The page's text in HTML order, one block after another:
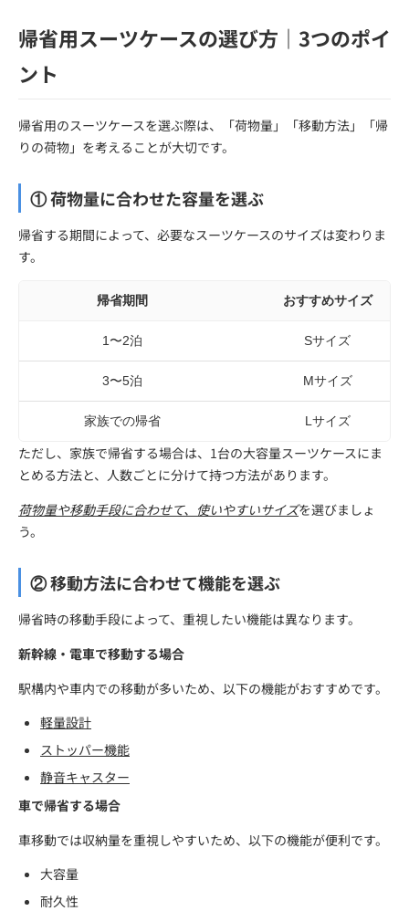
帰省用スーツケースの選び方｜3つのポイ
ント
帰省用のスーツケースを選ぶ際は、「荷物量」「移動方法」「帰
りの荷物」を考えることが大切です。
① 荷物量に合わせた容量を選ぶ
帰省する期間によって、必要なスーツケースのサイズは変わりま
す。
帰省期間 おすすめサイズ
1〜2泊 Sサイズ
3〜5泊 Mサイズ
家族での帰省 Lサイズ
ただし、家族で帰省する場合は、1台の大容量スーツケースにま
とめる方法と、人数ごとに分けて持つ方法があります。
荷物量や移動手段に合わせて、使いやすいサイズを選びましょ
う。
② 移動方法に合わせて機能を選ぶ
帰省時の移動手段によって、重視したい機能は異なります。
新幹線・電車で移動する場合
駅構内や車内での移動が多いため、以下の機能がおすすめです。
軽量設計
ストッパー機能
静音キャスター
車で帰省する場合
車移動では収納量を重視しやすいため、以下の機能が便利です。
大容量
耐久性